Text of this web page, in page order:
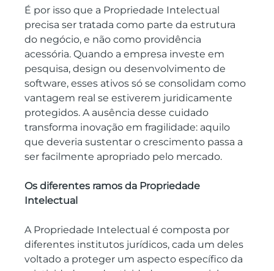
É por isso que a Propriedade Intelectual
precisa ser tratada como parte da estrutura
do negócio, e não como providência
acessória. Quando a empresa investe em
pesquisa, design ou desenvolvimento de
software, esses ativos só se consolidam como
vantagem real se estiverem juridicamente
protegidos. A ausência desse cuidado
transforma inovação em fragilidade: aquilo
que deveria sustentar o crescimento passa a
ser facilmente apropriado pelo mercado.
Os diferentes ramos da Propriedade
Intelectual
A Propriedade Intelectual é composta por
diferentes institutos jurídicos, cada um deles
voltado a proteger um aspecto específico da